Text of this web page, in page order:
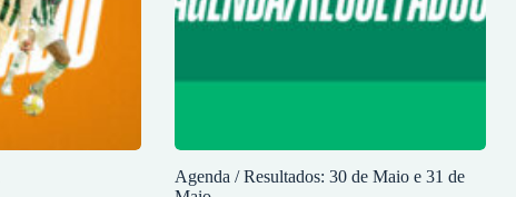
Agenda / Resultados: 30 de Maio e 31 de